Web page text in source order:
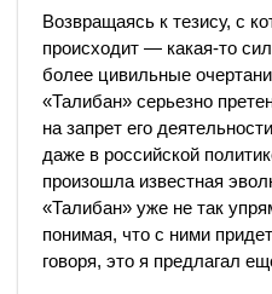
Возвращаясь к тезису, с
происходит — какая-то
более цивильные
«Талибан» серьезно
на запрет его
даже в российской
произошла известная
«Талибан» уже не так
понимая, что с ними
говоря, это я предлагал